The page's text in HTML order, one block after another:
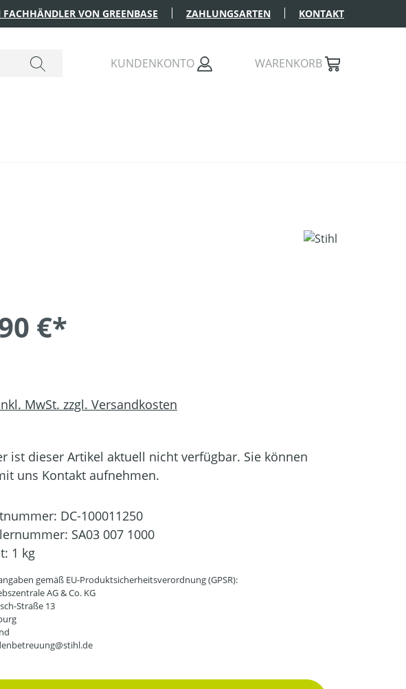
FACHHÄNDLER VON GREENBASE ZAHLUNGSARTEN KONTAKT
KUNDENKONTO WARENKORB
€*
MwSt. zzgl. Versandkosten
ist dieser Artikel aktuell nicht verfügbar. Sie können
uns Kontakt aufnehmen.
DC-100011250
SA03 007 1000
1 kg
gemäß EU-Produktsicherheitsverordnung (GPSR):
AG & Co. KG
Straße 13